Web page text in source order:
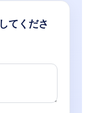
てくださ